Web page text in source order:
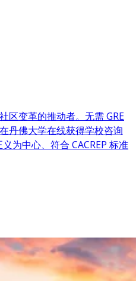
区变革的推动者。无需 GRE
丹佛大学在线获得学校咨询
为中心、符合 CACREP 标准